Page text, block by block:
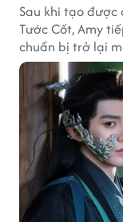
Sau khi tạo
Tước Cốt, Amy
chuẩn bị trở lại
Phổ.